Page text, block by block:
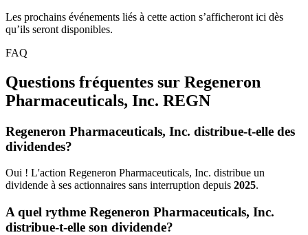
Les prochains événements liés à cette action s’afficheront ici dès
qu’ils seront disponibles.
FAQ
Questions fréquentes sur Regeneron
Pharmaceuticals, Inc. REGN
Regeneron Pharmaceuticals, Inc. distribue-t-elle des
dividendes?
Oui ! L'action Regeneron Pharmaceuticals, Inc. distribue un
dividende à ses actionnaires sans interruption depuis 2025.
A quel rythme Regeneron Pharmaceuticals, Inc.
distribue-t-elle son dividende?